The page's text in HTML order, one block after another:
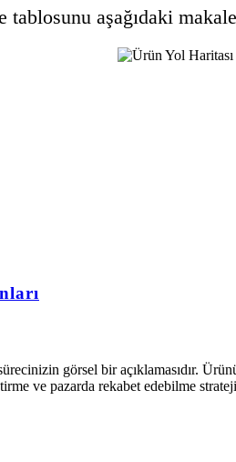
tablosunu aşağıdaki
görsel bir açıklamasıdır.
ve pazarda rekabet edebilme